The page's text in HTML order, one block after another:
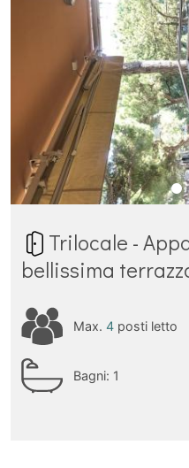
Trilocale -
bellissima
Max. 4posti letto
Bagni: 1